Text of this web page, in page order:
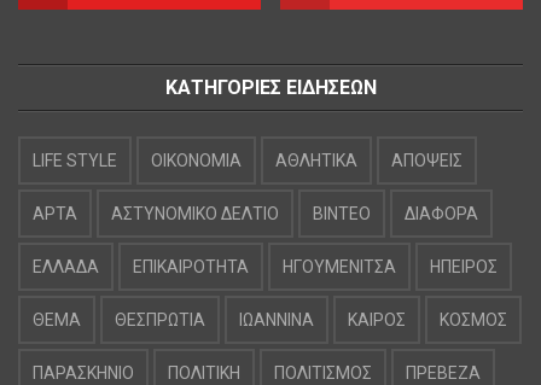
ΚΑΤΗΓΟΡΙΕΣ ΕΙΔΗΣΕΩΝ
LIFE STYLE OIKONOMIA ΑΘΛΗΤΙΚΑ ΑΠΟΨΕΙΣ
ΑΡΤΑ ΑΣΤΥΝΟΜΙΚΟ ΔΕΛΤΙΟ ΒΙΝΤΕΟ ΔΙΑΦΟΡΑ
ΕΛΛΑΔΑ ΕΠΙΚΑΙΡΟΤΗΤΑ ΗΓΟΥΜΕΝΙΤΣΑ ΗΠΕΙΡΟΣ
ΘΕΜΑ ΘΕΣΠΡΩΤΙΑ ΙΩΑΝΝΙΝΑ ΚΑΙΡΟΣ ΚΟΣΜΟΣ
ΠΑΡΑΣΚΗΝΙΟ ΠΟΛΙΤΙΚΗ ΠΟΛΙΤΙΣΜΟΣ ΠΡΕΒΕΖΑ